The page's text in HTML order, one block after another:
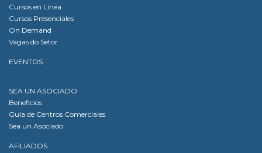
Cursos en Línea
Cursos Presenciales
On Demand
Vagas do Setor
EVENTOS
SEA UN ASOCIADO
Beneficios
Guía de Centros Comerciales
Sea un Asociado
AFILIADOS